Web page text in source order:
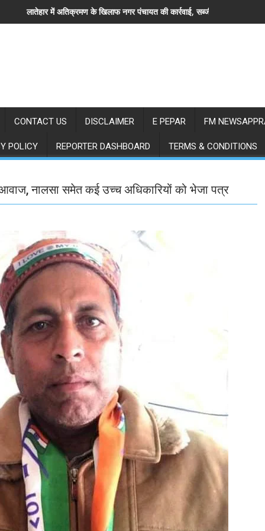
पंचायत की कार्रवाई, सब्जी विक्रेताओं से खाली कराया स्थललातेहार:भाजपा ग्रामीण मंडल की संयुक्त
CONTACT US DISCLAIMER E PEPAR FM
POLICY REPORTER DASHBOARD TERMS & CONDITIONS
नालसा समेत कई उच्च अधिकारियों को भेजा पत्र